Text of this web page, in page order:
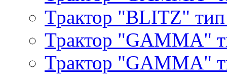
Трактор "BLITZ"
Трактор "GAMMA"
Трактор "GAMMA"